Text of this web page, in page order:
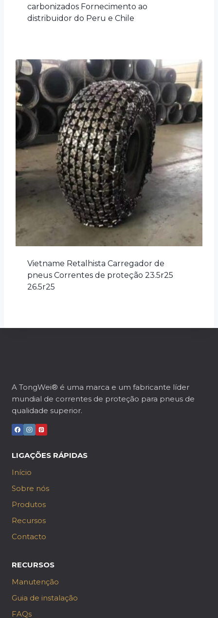
carbonizados Fornecimento ao
distribuidor do Peru e Chile
Vietname Retalhista Carregador de
pneus Correntes de proteção 23.5r25
26.5r25
A TongWei® é uma marca e um fabricante líder
mundial de correntes de proteção para pneus de
qualidade superior.
LIGAÇÕES RÁPIDAS
Início
Sobre nós
Produtos
Recursos
Contacto
RECURSOS
Manutenção
Guia de instalação
FAQs